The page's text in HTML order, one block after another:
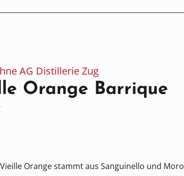
AG Distillerie Zug
Orange Barrique
Orange stammt aus Sanguinello und Moro